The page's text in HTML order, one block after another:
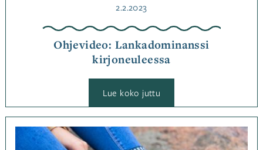
Ohjevideo: Lankadominanssi
kirjoneuleessa
Julkaistu
2.2.2023
Lue koko juttu
Lankadominanssi
kirjoneuleessa
Kategoriassa
Neulominen,